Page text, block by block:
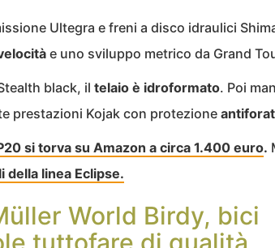
Ultegra e freni a disco idraulici
e uno sviluppo metrico da Grand
black, il telaio è idroformato. Poi
prestazioni Kojak con protezione
si torva su Amazon a circa 1.400 euro.
della linea Eclipse.
World Birdy, bici